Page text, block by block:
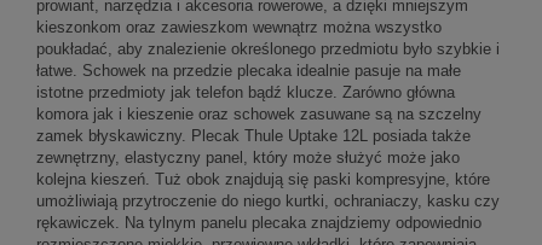
prowiant, narzędzia i akcesoria rowerowe, a dzięki mniejszym
kieszonkom oraz zawieszkom wewnątrz można wszystko
poukładać, aby znalezienie określonego przedmiotu było szybkie i
łatwe. Schowek na przedzie plecaka idealnie pasuje na małe
istotne przedmioty jak telefon bądź klucze. Zarówno główna
komora jak i kieszenie oraz schowek zasuwane są na szczelny
zamek błyskawiczny. Plecak Thule Uptake 12L posiada także
zewnętrzny, elastyczny panel, który może służyć może jako
kolejna kieszeń. Tuż obok znajdują się paski kompresyjne, które
umożliwiają przytroczenie do niego kurtki, ochraniaczy, kasku czy
rękawiczek. Na tylnym panelu plecaka znajdziemy odpowiednio